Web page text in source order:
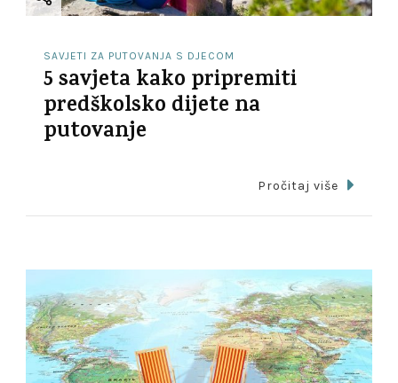
n
SAVJETI ZA PUTOVANJA S DJECOM
5 savjeta kako pripremiti
predškolsko dijete na
putovanje
Pročitaj više